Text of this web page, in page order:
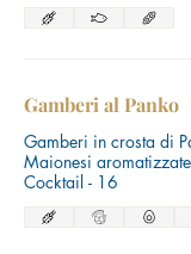
Gamberi al Panko
Gamberi in crosta di
Maionesi
Cocktail - 16